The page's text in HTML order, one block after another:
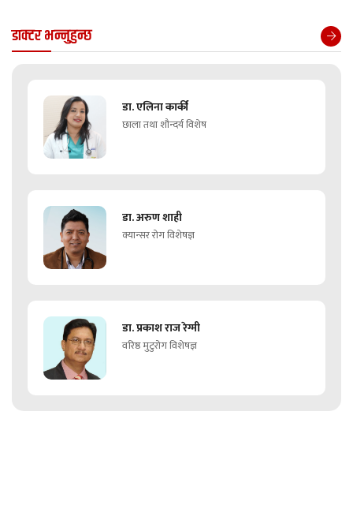
डाक्टर भन्नुहुन्छ
डा. एलिना कार्की
छाला तथा शौन्दर्य विशेष
डा. अरुण शाही
क्यान्सर रोग विशेषज्ञ
डा. प्रकाश राज रेग्मी
वरिष्ठ मुटुरोग विशेषज्ञ